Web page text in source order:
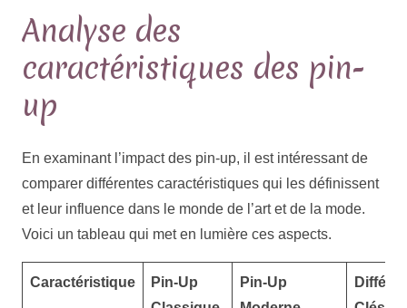
Analyse des
caractéristiques des pin-
up
En examinant l’impact des pin-up, il est intéressant de
comparer différentes caractéristiques qui les définissent
et leur influence dans le monde de l’art et de la mode.
Voici un tableau qui met en lumière ces aspects.
Caractéristique
Pin-Up
Pin-Up